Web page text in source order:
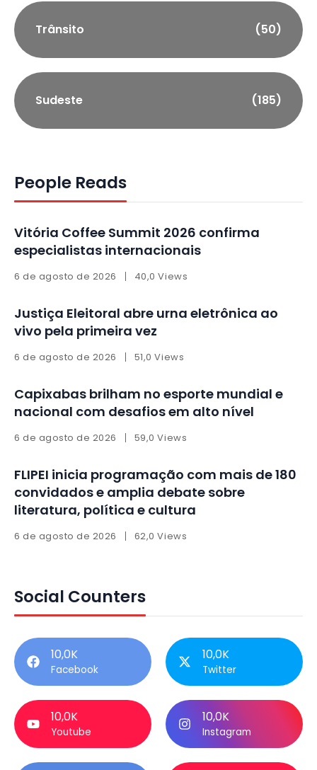
Trânsito (50)
Sudeste (185)
People Reads
Vitória Coffee Summit 2026 confirma
especialistas internacionais
6 de agosto de 2026 40,0 Views
Justiça Eleitoral abre urna eletrônica ao
vivo pela primeira vez
6 de agosto de 2026 51,0 Views
Capixabas brilham no esporte mundial e
nacional com desafios em alto nível
6 de agosto de 2026 59,0 Views
FLIPEI inicia programação com mais de 180
convidados e amplia debate sobre
literatura, política e cultura
6 de agosto de 2026 62,0 Views
Social Counters
10,0K
Facebook
10,0K
Twitter
10,0K
Youtube
10,0K
Instagram